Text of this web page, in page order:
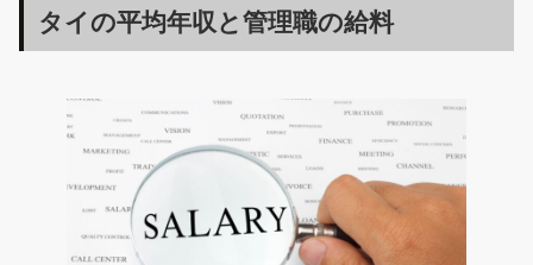
タイの平均年収と管理職の給料